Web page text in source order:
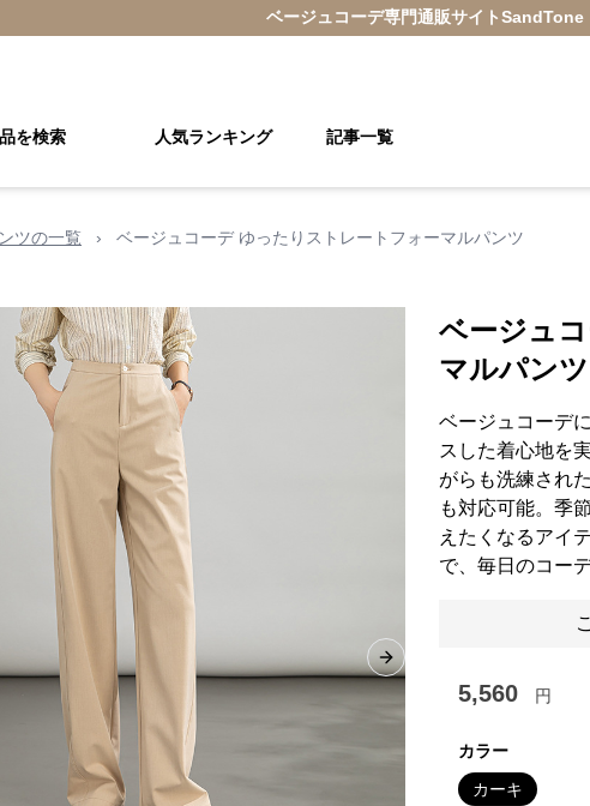
ベージュコーデ専門通販サイトSandTone
を検索 人気ランキング 記事一覧
ツの一覧 › ベージュコーデ ゆったりストレートフォーマルパンツ
Next slide
ベージュ
マルパンツ
ベージュコーデ
スした着心地を
がらも洗練され
も対応可能。季
えたくなるアイ
で、毎日のコー
5,560 円
カラー
カーキ